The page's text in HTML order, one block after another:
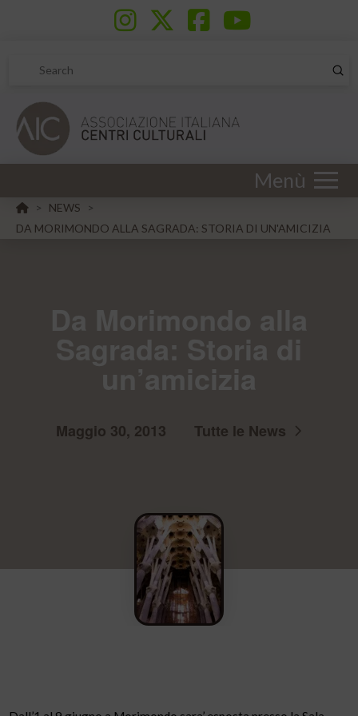
Search
Menù
HOME
> NEWS
>
DA MORIMONDO ALLA SAGRADA: STORIA DI UN'AMICIZIA
Maggio 30, 2013 Tutte le News